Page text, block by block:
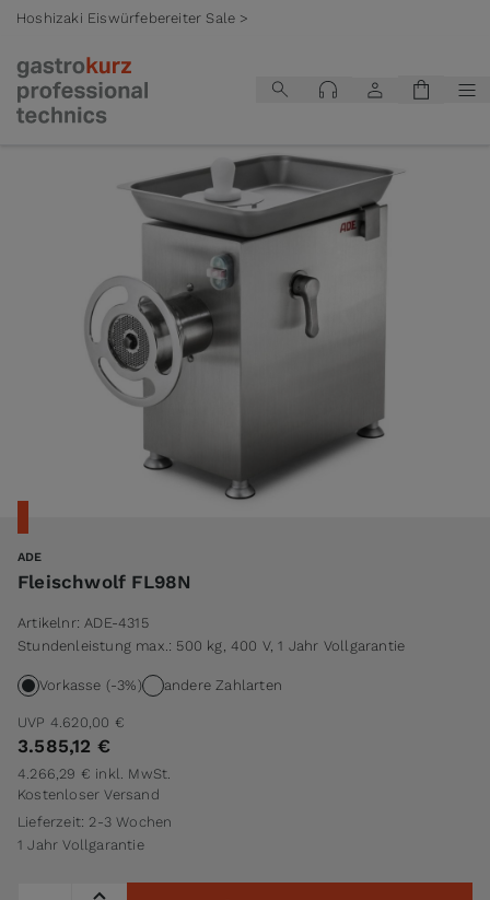
Hoshizaki Eiswürfebereiter Sale >
ADE
Fleischwolf FL98N
Artikelnr: ADE-4315
Stundenleistung max.: 500 kg, 400 V, 1 Jahr Vollgarantie
Vorkasse (-3%) andere Zahlarten
UVP 4.620,00 €
3.585,12 €
4.266,29 € inkl. MwSt.
Kostenloser Versand
Lieferzeit: 2-3 Wochen
1 Jahr Vollgarantie